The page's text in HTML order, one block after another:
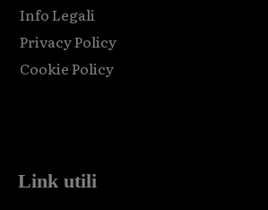
Info Legali
Privacy Policy
Cookie Policy
Link utili